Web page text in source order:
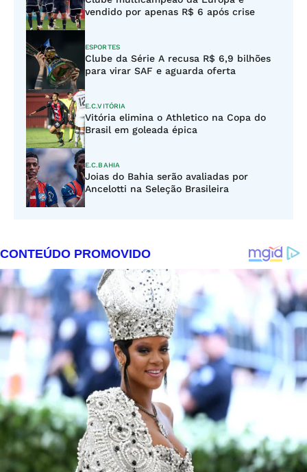
vendido por apenas R$ 6 após crise
ESPORTES
Clube da Série A recusa R$ 6,9 bilhões
para virar SAF e aguarda oferta
E.C.VITÓRIA
Vitória elimina o Athletico na Copa do
Brasil em goleada épica
E.C.BAHIA
Joias do Bahia serão avaliadas por
Ancelotti na Seleção Brasileira